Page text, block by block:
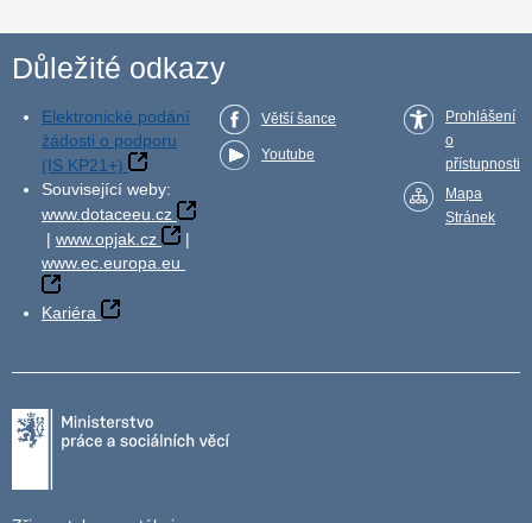
Důležité odkazy
Elektronické podání
žádosti o podporu
(IS KP21+)
Související weby:
www.dotaceeu.cz
| www.opjak.cz
|
www.ec.europa.eu
Kariéra
Větší šance
Youtube
Prohlášení
o
přístupnosti
Mapa
Stránek